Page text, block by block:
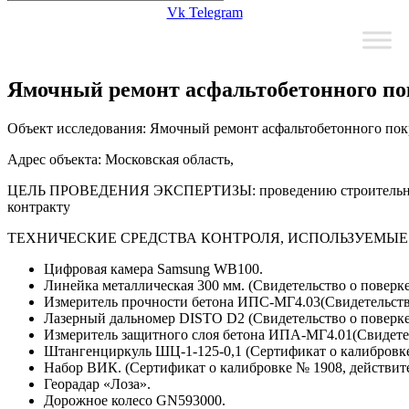
Vk Telegram
Ямочный ремонт асфальтобетонного
Объект исследования: Ямочный ремонт асфальтобетонного
Адрес объекта: Московская область,
ЦЕЛЬ ПРОВЕДЕНИЯ ЭКСПЕРТИЗЫ: проведению строительно-
контракту
ТЕХНИЧЕСКИЕ СРЕДСТВА КОНТРОЛЯ,
Цифровая камера Samsung WB100.
Линейка металлическая 300 мм. (Свидетельство о
Измеритель прочности бетона ИПС-
Лазерный дальномер DISTO D2 (Свидетельство о
Измеритель защитного слоя бетона ИПА-
Штангенциркуль ШЦ-1-125-0,1 (Сертификат о
Набор ВИК. (Сертификат о калибровке № 1908,
Георадар «Лоза».
Дорожное колесо GN593000.